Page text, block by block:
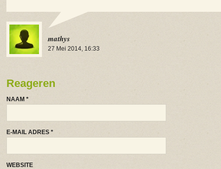
mathys
27 Mei 2014, 16:33
Reageren
NAAM *
E-MAIL ADRES *
WEBSITE